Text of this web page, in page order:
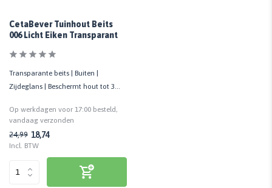
CetaBever Tuinhout Beits
006 Licht Eiken Transparant
Transparante beits | Buiten |
Zijdeglans | Beschermt hout tot 3
Op werkdagen voor 17:00 besteld,
vandaag verzonden
24,99 18,74
Incl. BTW